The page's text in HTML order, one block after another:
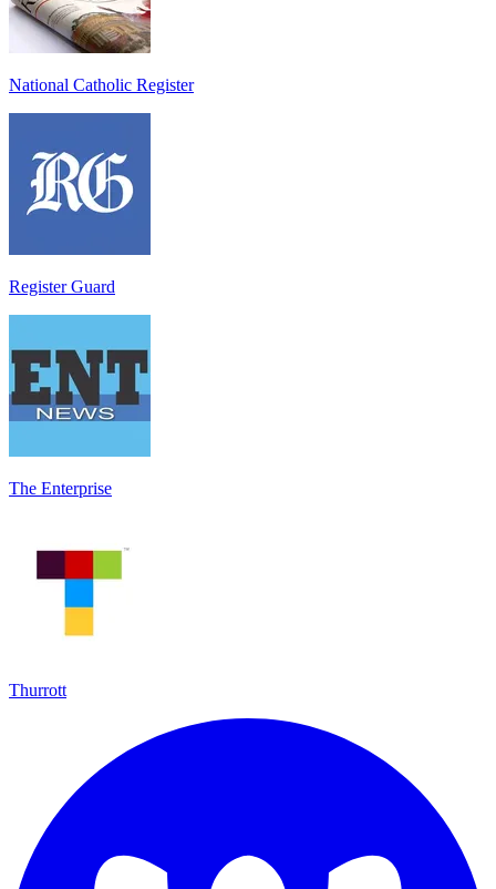
National Catholic Register
Register Guard
The Enterprise
Thurrott